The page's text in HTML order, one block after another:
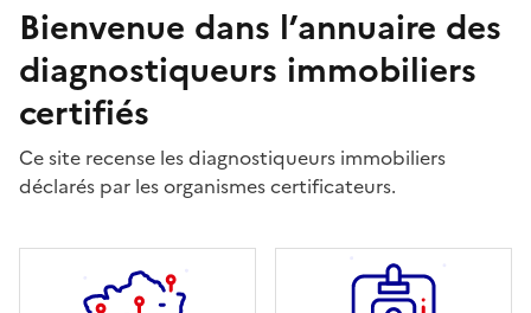
Bienvenue dans l’annuaire des
diagnostiqueurs immobiliers
certifiés
Ce site recense les diagnostiqueurs immobiliers
déclarés par les organismes certificateurs.